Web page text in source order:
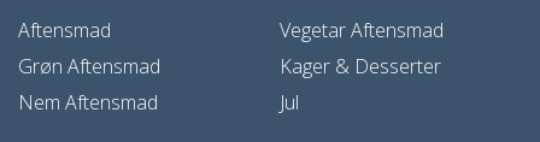
Aftensmad
Grøn Aftensmad
Nem Aftensmad
Vegetar Aftensmad
Kager & Desserter
Jul